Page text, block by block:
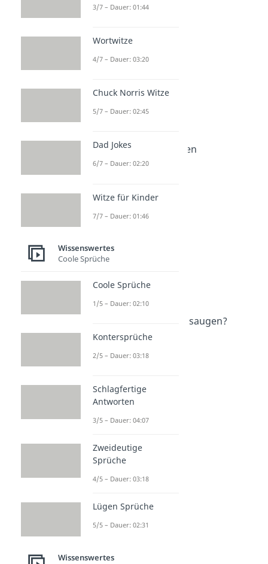
Wissenswertes
Fruchtfliegen loswerden
Dauer: 04:08
Bügeleisen entkalken
Edding entfernen
Trockner Symbol
Dauer: 01:59
Dauer: 01:53
Dauer: 03:55
Darf man am Sonntag saugen?
Dauer: 03:06
3/7 – Dauer: 01:44
Wortwitze
4/7 – Dauer: 03:20
Chuck Norris Witze
5/7 – Dauer: 02:45
Dad Jokes
6/7 – Dauer: 02:20
Witze für Kinder
7/7 – Dauer: 01:46
Wissenswertes
Coole Sprüche
Coole Sprüche
1/5 – Dauer: 02:10
Kontersprüche
2/5 – Dauer: 03:18
Schlagfertige
Antworten
3/5 – Dauer: 04:07
Zweideutige
Sprüche
4/5 – Dauer: 03:18
Lügen Sprüche
5/5 – Dauer: 02:31
Wissenswertes